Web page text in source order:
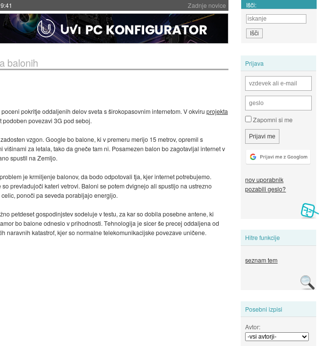
Zadnje novice Išči:
Prijava
Zapomni si me
nov uporabnik
pozabili geslo?
Hitre funkcije
seznam tem
Posebni izpisi
Avtor:
balonih
pokritje oddaljenih delov sveta s širokopasovnim internetom. V okviru projekta
povezavi 3G pod seboj.
vzgon. Google bo balone, ki v premeru merijo 15 metrov, opremil s
za letala, tako da gneče tam ni. Posamezen balon bo zagotavljal internet v
spustil na Zemljo.
je krmiljenje balonov, da bodo odpotovali tja, kjer internet potrebujemo.
prevladujoči kateri vetrovi. Baloni se potem dvignejo ali spustijo na ustrezno
ponoči pa seveda porabljajo energijo.
petdeset gospodinjstev sodeluje v testu, za kar so dobila posebne antene, ki
bo balone odneslo v prihodnosti. Tehnologija je sicer še precej oddaljena od
katastrof, kjer so normalne telekomunikacijske povezave uničene.